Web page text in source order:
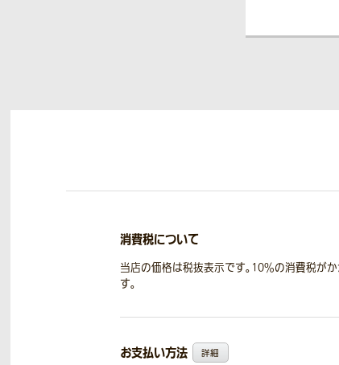
消費税について
当店の価格は税抜表示です。10％の消費税が
す。
お支払い方法 詳細